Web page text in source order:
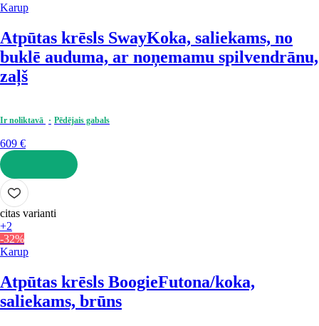
Karup
Atpūtas krēsls SwayKoka, saliekams, no
buklē auduma, ar noņemamu spilvendrānu,
zaļš
Ir noliktavā Pēdējais gabals
609 €
LIKT GROZĀ
citas varianti
+2
-32%
Karup
Atpūtas krēsls BoogieFutona/koka,
saliekams, brūns